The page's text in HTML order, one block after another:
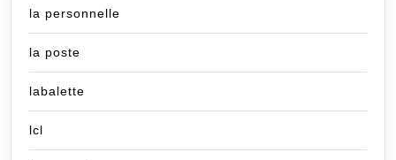
la personnelle
la poste
labalette
lcl